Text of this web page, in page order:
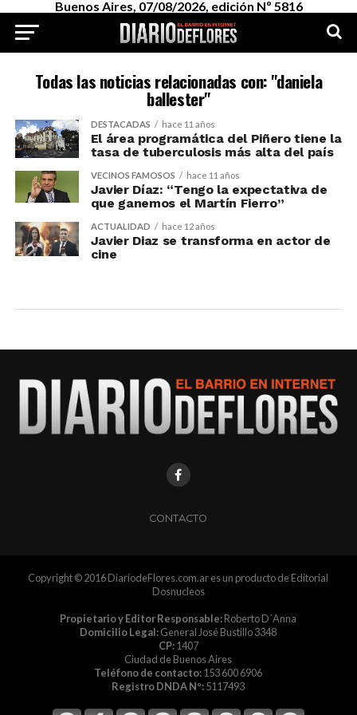
Buenos Aires, 07/08/2026, edición Nº 5816
Todas las noticias relacionadas con: "daniela
ballester"
DESTACADAS hace 11 años
El área programática del Piñero tiene la
tasa de tuberculosis más alta del país
VECINOS FAMOSOS hace 11 años
Javier Díaz: “Tengo la expectativa de
que ganemos el Martín Fierro”
ACTUALIDAD hace 12 años
Javier Diaz se transforma en actor de
cine
CONTACTO
Copyright © 2016 DiariodeFlores.com.ar es un producto de Editorial
Dosnucleos
Propietario y Editor Responsable:Roberto D´Anna
Domicilio Legal:General José Bustillo 3348
CP:1407
Ciudad de Buenos Aires
Teléfono de contacto:153 600 6906
Registro DNDA Nº:5117493